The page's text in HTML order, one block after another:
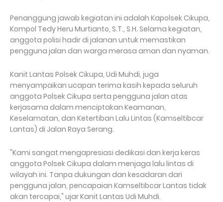
Penanggung jawab kegiatan ini adalah Kapolsek Cikupa,
Kompol Tedy Heru Murtianto, S.T., S.H. Selama kegiatan,
anggota polisi hadir di jalanan untuk memastikan
pengguna jalan dan warga merasa aman dan nyaman.
Kanit Lantas Polsek Cikupa, Udi Muhdi, juga
menyampaikan ucapan terima kasih kepada seluruh
anggota Polsek Cikupa serta pengguna jalan atas
kerjasama dalam menciptakan Keamanan,
Keselamatan, dan Ketertiban Lalu Lintas (Kamseltibcar
Lantas) di Jalan Raya Serang.
"Kami sangat mengapresiasi dedikasi dan kerja keras
anggota Polsek Cikupa dalam menjaga lalu lintas di
wilayah ini. Tanpa dukungan dan kesadaran dari
pengguna jalan, pencapaian Kamseltibcar Lantas tidak
akan tercapai," ujar Kanit Lantas Udi Muhdi.